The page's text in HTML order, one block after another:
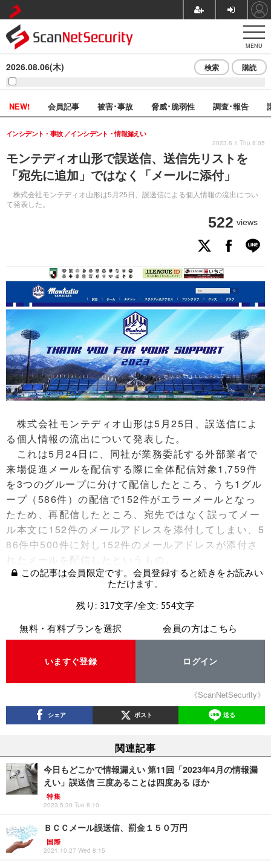
MENU
2026.08.06(木) 検索 購読
NEW! 会員記事 被害･事故 脅威･脆弱性 調査･報告
モンテディオ山形で誤送信、送信先リストを
「宛先に追加」ではなく「メールに添付」
株式会社モンテディオ山形は5月25日、誤送信による個人情報の流出につい
て発表した。
インシデント・事故 インシデント・情報漏えい
522 views
2023.6.1 Thu 8:05
株式会社モンテディオ山形は5月25日、誤送信によ
る個人情報の流出について発表した。
これは5月24日に、同社が業務委託する外部業者で
来場促進メールを配信する際に全体配信対象1,759件
を3つのグループに分けて配信したところ、うち1グル
ープ（586件）の配信で152件がエラーメールとなっ
たため、再配信したところ、宛先ではなく誤ってメー
ル本文に152件のメールアドレスを添付してしまい、5
86件中500件に対し152件のメールアドレスが添付さ
れたメールを配信したというもの。
この記事は会員限定です。会員登録すると続きをお読みい
ただけます。
残り: 317文字/全文: 554文字
無料・有料プランを選択
いますぐ登録
会員の方はこちら
ログイン
《ScanNetSecurity》
シェア ポスト 送る
関連記事
今日もどこかで情報漏えい 第11回「2023年4月の情報漏
えい」誤送信 三度あることは四度ある ほか
特集
2023.5.30 Tue 8:10
ＢＣＣメール誤送信、罰金１５０万円
国際
2021.10.27 Wed 8:15